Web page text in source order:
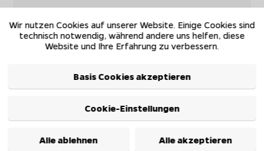
Wir nutzen Cookies auf unserer Website. Einige Cookies sind
technisch notwendig, während andere uns helfen, diese
Website und Ihre Erfahrung zu verbessern.
Basis Cookies akzeptieren
Cookie-Einstellungen
Alle ablehnen Alle akzeptieren